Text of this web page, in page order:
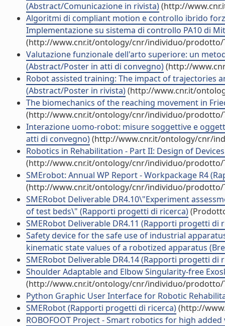
(Abstract/Comunicazione in rivista)(http://
Algoritmi di compliant motion e controllo ibrido
Implementazione su sistema di controllo PA10 di
(http://www.cnr.it/ontology/cnr/individuo/prodotto/
Valutazione funzionale dell'arto superiore: un
(Abstract/Poster in atti di convegno)(http://
Robot assisted training: The impact of trajectories
(Abstract/Poster in rivista)(http://www.cnr.it/
The biomechanics of the reaching movement in
(http://www.cnr.it/ontology/cnr/individuo/prodotto/
Interazione uomo-robot: misure soggettive e
atti di convegno)(http://www.cnr.it/ontology/cnr/
Robotics in Rehabilitation - Part II: Design of
(http://www.cnr.it/ontology/cnr/individuo/prodotto/
SMErobot: Annual WP Report - Workpackage R4
(http://www.cnr.it/ontology/cnr/individuo/prodotto/
SMERobot Deliverable DR4.10\"Experiment
of test beds\" (Rapporti progetti di ricerca)
SMERobot Deliverable DR4.11 (Rapporti progetti di
Safety device for the safe use of industrial
kinematic state values of a robotized apparatus
SMERobot Deliverable DR4.14 (Rapporti progetti di
Shoulder Adaptable and Elbow Singularity-free
(http://www.cnr.it/ontology/cnr/individuo/prodotto/
Python Graphic User Interface for Robotic
SMERobot (Rapporti progetti di ricerca)(http://
ROBOFOOT Project - Smart robotics for high